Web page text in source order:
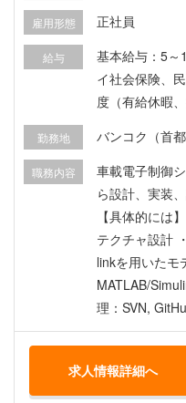
雇用形態 正社員
給与
基本給与：5～
イ社会保険、
度（有給休暇
勤務地 バンコク（首都
職務内容
車載電子制御
ら設計、実装
【具体的には
テクチャ設計
linkを用いたモデル開発 【開発
MATLAB/
理：SVN,
求人情報詳細へ